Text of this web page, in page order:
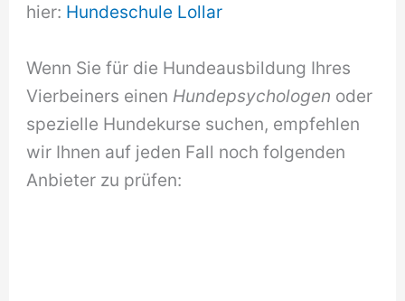
hier: Hundeschule Lollar
Wenn Sie für die Hundeausbildung Ihres
Vierbeiners einen Hundepsychologen oder
spezielle Hundekurse suchen, empfehlen
wir Ihnen auf jeden Fall noch folgenden
Anbieter zu prüfen: